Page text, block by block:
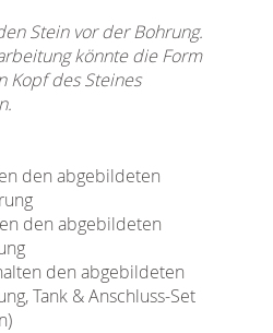
Stein vor der Bohrung.
könnte die Form
Kopf des Steines
den abgebildeten
den abgebildeten
den abgebildeten
Tank & Anschluss-Set